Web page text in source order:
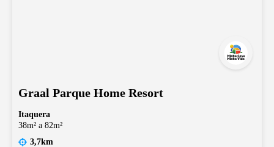
Graal Parque Home Resort
Itaquera
38m² a 82m²
3,7km